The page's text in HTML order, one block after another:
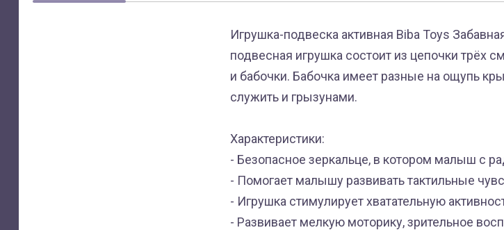
Игрушка-подвеска активная Biba Toys
подвесная игрушка состоит из цепочки трёх
и бабочки. Бабочка имеет разные на ощупь
служить и грызунами.
Характеристики:
- Безопасное зеркальце, в котором малыш с
- Помогает малышу развивать тактильные
- Игрушка стимулирует хватательную
- Развивает мелкую моторику, зрительное